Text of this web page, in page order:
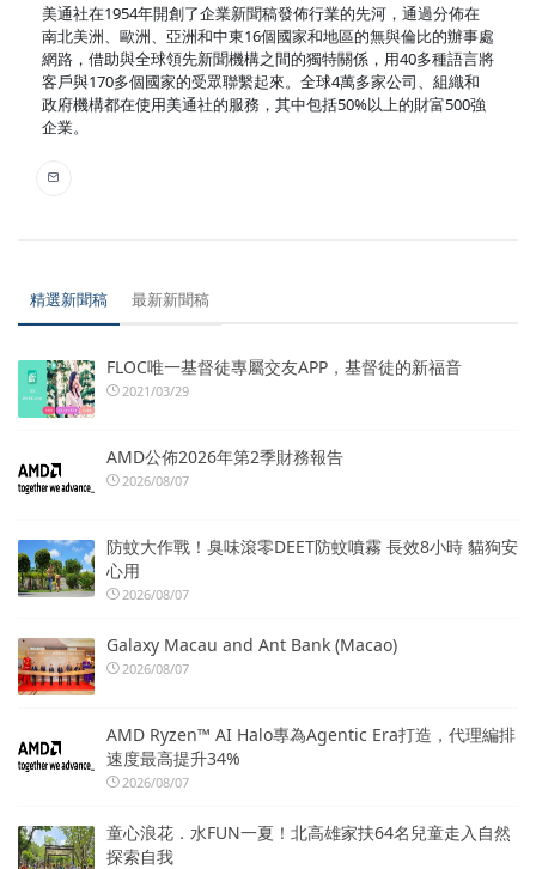
美通社在1954年開創了企業新聞稿發佈行業的先河，通過分佈在
南北美洲、歐洲、亞洲和中東16個國家和地區的無與倫比的辦事處
網路，借助與全球領先新聞機構之間的獨特關係，用40多種語言將
客戶與170多個國家的受眾聯繫起來。全球4萬多家公司、組織和
政府機構都在使用美通社的服務，其中包括50%以上的財富500強
企業。
精選新聞稿 最新新聞稿
FLOC唯一基督徒專屬交友APP，基督徒的新福音
2021/03/29
AMD公佈2026年第2季財務報告
2026/08/07
防蚊大作戰！臭味滾零DEET防蚊噴霧 長效8小時 貓狗安
心用
2026/08/07
Galaxy Macau and Ant Bank (Macao)
2026/08/07
AMD Ryzen™ AI Halo專為Agentic Era打造，代理編排
速度最高提升34%
2026/08/07
童心浪花．水FUN一夏！北高雄家扶64名兒童走入自然
探索自我